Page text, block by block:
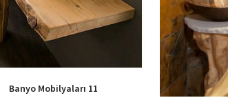
Banyo Mobilyaları 11